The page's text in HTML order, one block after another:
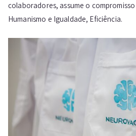
colaboradores, assume o
Humanismo e Igualdade, Eficiência.